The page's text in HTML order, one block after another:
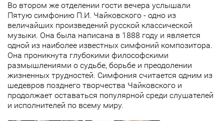
Во втором же отделении гости вечера услышали
Пятую симфонию П.И. Чайковского - одно из
величайших произведений русской классической
музыки. Она была написана в 1888 году и является
одной из наиболее известных симфоний композитора.
Она проникнута глубокими философскими
размышлениями о судьбе, борьбе и преодолении
жизненных трудностей. Симфония считается одним из
шедевров позднего творчества Чайковского и
продолжает оставаться популярной среди слушателей
и исполнителей по всему миру.